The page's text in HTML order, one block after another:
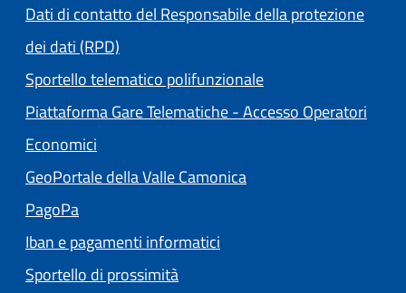
Dati di contatto del Responsabile della protezione
dei dati (RPD)
Sportello telematico polifunzionale
Piattaforma Gare Telematiche - Accesso Operatori
Economici
GeoPortale della Valle Camonica
PagoPa
Iban e pagamenti informatici
Sportello di prossimità